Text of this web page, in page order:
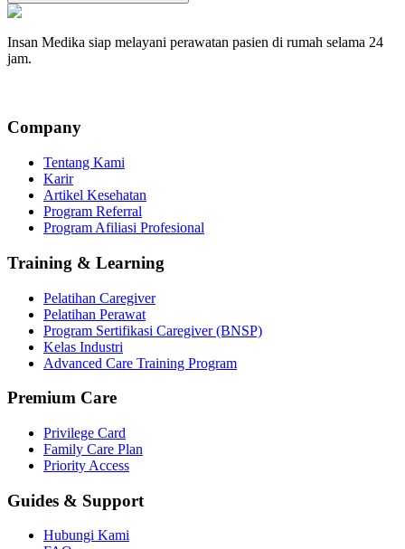
Insan Medika siap melayani perawatan pasien di rumah selama 24
jam.
Company
Tentang Kami
Karir
Artikel Kesehatan
Program Referral
Program Afiliasi Profesional
Training & Learning
Pelatihan Caregiver
Pelatihan Perawat
Program Sertifikasi Caregiver (BNSP)
Kelas Industri
Advanced Care Training Program
Premium Care
Privilege Card
Family Care Plan
Priority Access
Guides & Support
Hubungi Kami